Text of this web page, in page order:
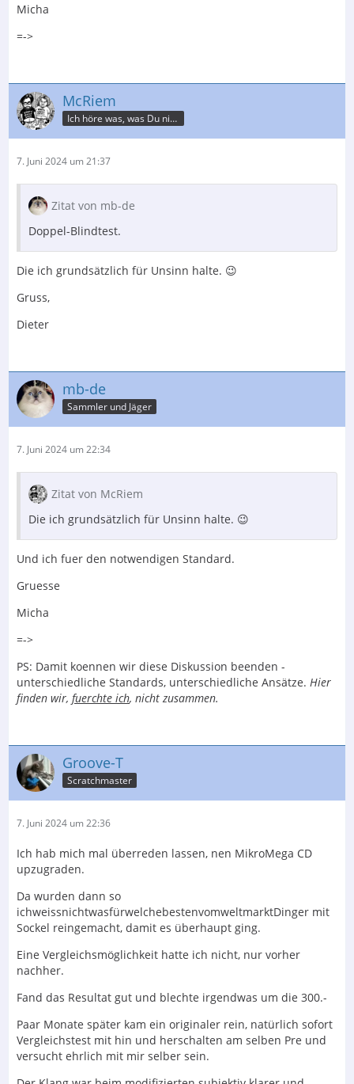
Micha
=->
McRiem
Ich höre was, was Du nicht misst.
7. Juni 2024 um 21:37
Zitat von mb-de
Doppel-Blindtest.
Die ich grundsätzlich für Unsinn halte. 😉
Gruss,
Dieter
mb-de
Sammler und Jäger
7. Juni 2024 um 22:34
Zitat von McRiem
Die ich grundsätzlich für Unsinn halte. 😉
Und ich fuer den notwendigen Standard.
Gruesse
Micha
=->
PS: Damit koennen wir diese Diskussion beenden -
unterschiedliche Standards, unterschiedliche Ansätze. Hier
finden wir, fuerchte ich, nicht zusammen.
Groove-T
Scratchmaster
7. Juni 2024 um 22:36
Ich hab mich mal überreden lassen, nen MikroMega CD
upzugraden.
Da wurden dann so
ichweissnichtwasfürwelchebestenvomweltmarktDinger mit
Sockel reingemacht, damit es überhaupt ging.
Eine Vergleichsmöglichkeit hatte ich nicht, nur vorher
nachher.
Fand das Resultat gut und blechte irgendwas um die 300.-
Paar Monate später kam ein originaler rein, natürlich sofort
Vergleichstest mit hin und herschalten am selben Pre und
versucht ehrlich mit mir selber sein.